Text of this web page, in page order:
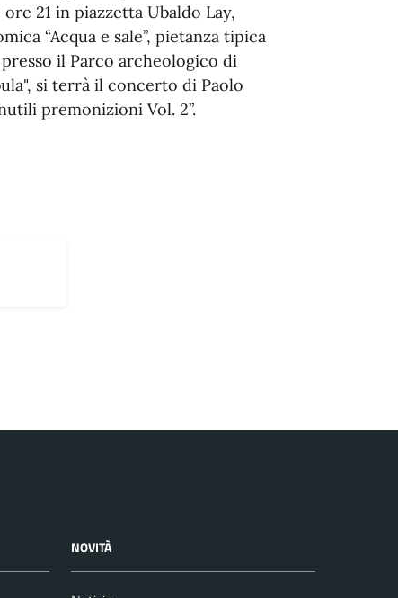
21 in piazzetta Ubaldo Lay,
“Acqua e sale”, pietanza tipica
il Parco archeologico di
si terrà il concerto di Paolo
premonizioni Vol. 2”.
NOVITÀ